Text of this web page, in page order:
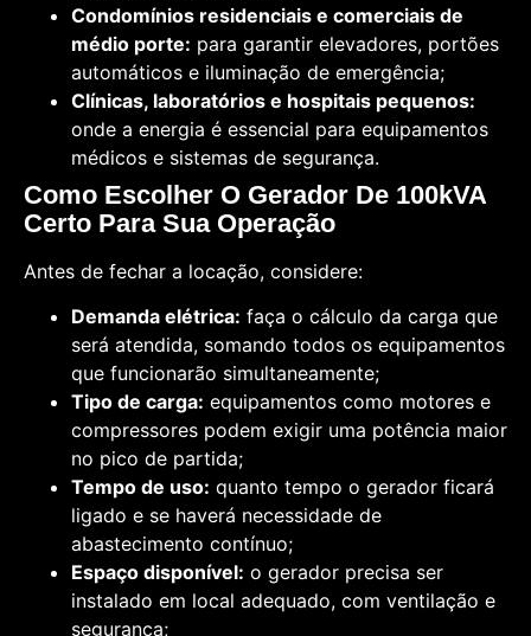
Condomínios residenciais e comerciais de
médio porte: para garantir elevadores, portões
automáticos e iluminação de emergência;
Clínicas, laboratórios e hospitais pequenos:
onde a energia é essencial para equipamentos
médicos e sistemas de segurança.
Como Escolher O Gerador De 100kVA
Certo Para Sua Operação
Antes de fechar a locação, considere:
Demanda elétrica: faça o cálculo da carga que
será atendida, somando todos os equipamentos
que funcionarão simultaneamente;
Tipo de carga: equipamentos como motores e
compressores podem exigir uma potência maior
no pico de partida;
Tempo de uso: quanto tempo o gerador ficará
ligado e se haverá necessidade de
abastecimento contínuo;
Espaço disponível: o gerador precisa ser
instalado em local adequado, com ventilação e
segurança;